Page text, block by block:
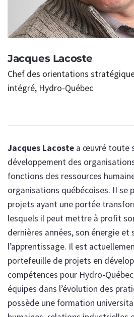
Jacques Lacoste
Chef des orientations
intégré, Hydro-Québec
Jacques Lacoste a œuvré toute
développement des
fonctions des ressources
organisations québécoises. II se
projets ayant une portée
lesquels il peut mettre à profit
dernières années, son énergie et
l’apprentissage. Il est
portefeuille de projets en
compétences pour Hydro-
équipes dans l’évolution des
possède une formation